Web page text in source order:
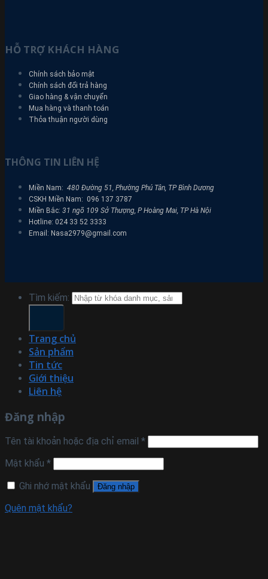
HỖ TRỢ KHÁCH HÀNG
Chính sách bảo mật
Chính sách đổi trả hàng
Giao hàng & vận chuyển
Mua hàng và thanh toán
Thỏa thuận người dùng
THÔNG TIN LIÊN HỆ
Miền Nam: 480 Đường 51, Phường Phú Tân, TP Bình Dương
CSKH Miền Nam: 096 137 3787
Miền Bắc: 31 ngõ 109 Sở Thượng, P Hoàng Mai, TP Hà Nội
Hotline: 024 33 52 3333
Email: Nasa2979@gmail.com
Tìm kiếm:
Trang chủ
Sản phẩm
Tin tức
Giới thiệu
Liên hệ
Đăng nhập
Tên tài khoản hoặc địa chỉ email *
Mật khẩu *
Ghi nhớ mật khẩu
Đăng nhập
Quên mật khẩu?